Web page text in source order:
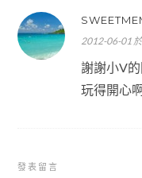
2012-06-01
謝謝小V
玩得開心
發表留言